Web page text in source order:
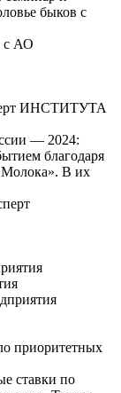
быков с
ИНСТИТУТА
— 2024:
благодаря
Молока». В их
приоритетных
ставки по